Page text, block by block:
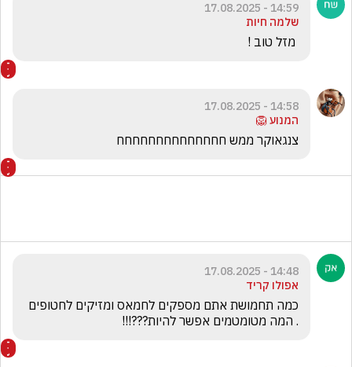
14:59 - 17.08.2025
שלמה חיות
14:58 - 17.08.2025
המנוע 🦁
צנגאוקר ממש חחחחחחחחחחחחחח
14:48 - 17.08.2025
אפולו קריד
. המה מטומטמים אפשר להיות???!!!